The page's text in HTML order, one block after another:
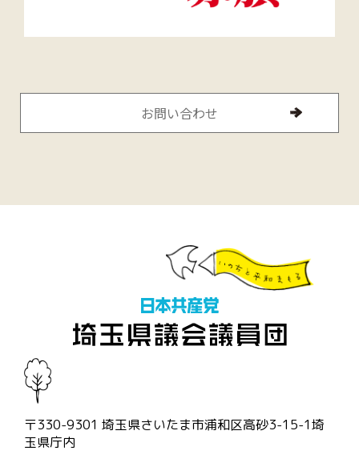
〒330-9301 埼玉県さいたま市浦和区高砂3-15-1埼
玉県庁内
お問い合わせ